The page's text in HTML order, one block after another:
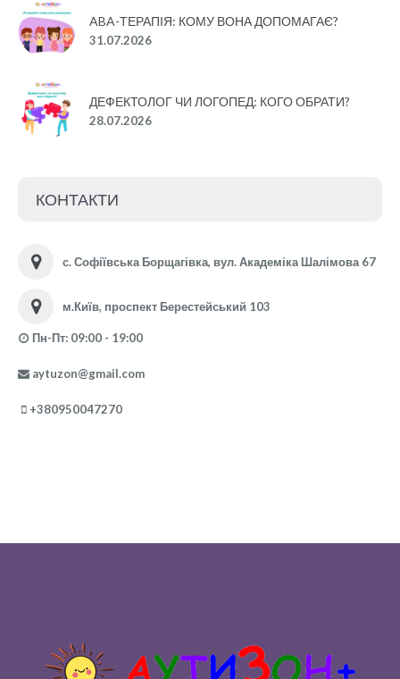
ABA-ТЕРАПІЯ: КОМУ ВОНА ДОПОМАГАЄ?
31.07.2026
ДЕФЕКТОЛОГ ЧИ ЛОГОПЕД: КОГО ОБРАТИ?
28.07.2026
КОНТАКТИ
с. Софіївська Борщагівка, вул. Академіка Шалімова 67
м.Київ, проспект Берестейський 103
Пн-Пт: 09:00 - 19:00
aytuzon@gmail.com
+380950047270